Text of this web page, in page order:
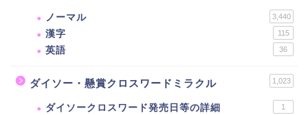
ノーマル 3,440
漢字 115
英語 36
ダイソー・懸賞クロスワードミラクル 1,023
ダイソークロスワード発売日等の詳細 1